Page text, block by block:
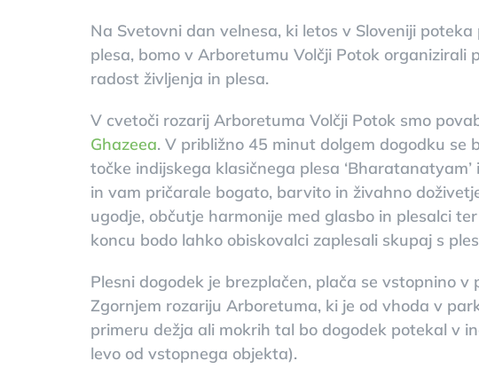
Na Svetovni dan velnesa, ki letos v Sloveniji
plesa, bomo v Arboretumu Volčji Potok organizirali
radost življenja in plesa.
V cvetoči rozarij Arboretuma Volčji Potok smo
Ghazeea. V približno 45 minut dolgem dogodku se
točke indijskega klasičnega plesa ‘Bharatanatyam’
in vam pričarale bogato, barvito in živahno
ugodje, občutje harmonije med glasbo in plesalci
koncu bodo lahko obiskovalci zaplesali skupaj s
Plesni dogodek je brezplačen, plača se vstopnino
Zgornjem rozariju Arboretuma, ki je od vhoda v
primeru dežja ali mokrih tal bo dogodek potekal v
levo od vstopnega objekta).